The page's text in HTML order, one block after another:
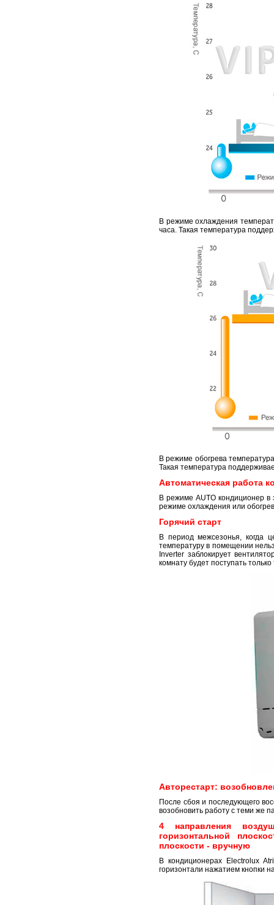
В режиме охлаждения
часа. Такая температура
В режиме обогрева
Такая температура
Автоматическая работа
В режиме AUTO кондиционер в
режиме охлаждения или
Горячий старт
В период межсезонья, когда
температуру в помещении
Inverter заблокирует
комнату будет поступать
Авторестарт:
После сбоя и последующего
возобновить работу с теми же
4 направления
горизонтальной
плоскости - вручную
В кондиционерах Electrolux
горизонтали нажатием кнопки